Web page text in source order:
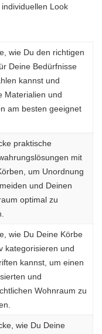
Look
wie Du den richtigen
Deine Bedürfnisse
kannst und
Materialien und
am besten geeignet
praktische
mit
um Unordnung
und Deinen
optimal zu
wie Du Deine Körbe
kategorisieren und
kannst, um einen
und
Wohnraum zu
wie Du Deine